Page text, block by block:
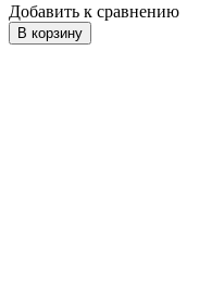
Добавить к сравнению
В корзину